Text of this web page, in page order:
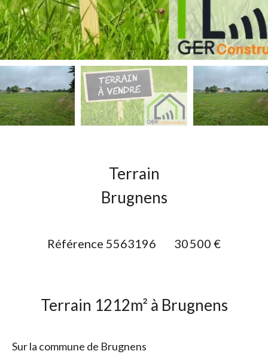
Terrain
Brugnens
Référence 5563196 30 500 €
Terrain 1212m² à Brugnens
Sur la commune de Brugnens